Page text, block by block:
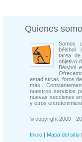
Quienes
Somos
béisbol
tarea
objetivo
Béisbol
estadísticas, foros
más...
nuestros servicios
nuevas secciones
y otros
© copyright 2009 -
Inicio | Mapa del sitio |